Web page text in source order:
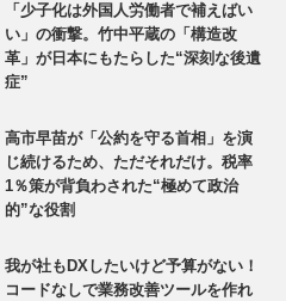
「少子化は外国人労働者で補えばい
い」の衝撃。竹中平蔵の「構造改
革」が日本にもたらした“深刻な後遺
症”
高市早苗が「公約を守る首相」を演
じ続けるため、ただそれだけ。税率
1％策が背負わされた“極めて政治
的”な役割
我が社もDXしたいけど予算がない！
コードなしで業務改善ツールを作れ